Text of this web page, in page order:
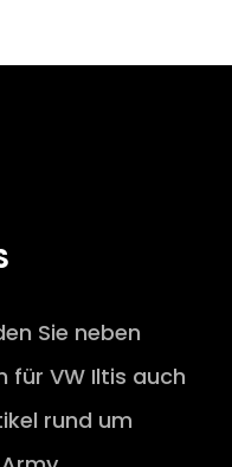
Sie neben
für VW Iltis auch
rund um